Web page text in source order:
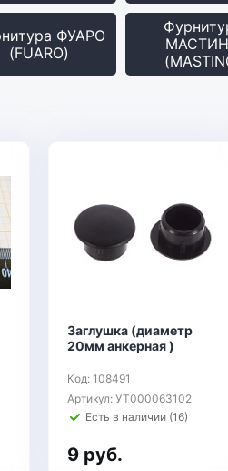
ФУАРО
(FUARO)
Заглушка (диаметр
20мм анкерная )
Код: 108491
Артикул: УТ000063102
Есть в наличии (16)
9 руб.